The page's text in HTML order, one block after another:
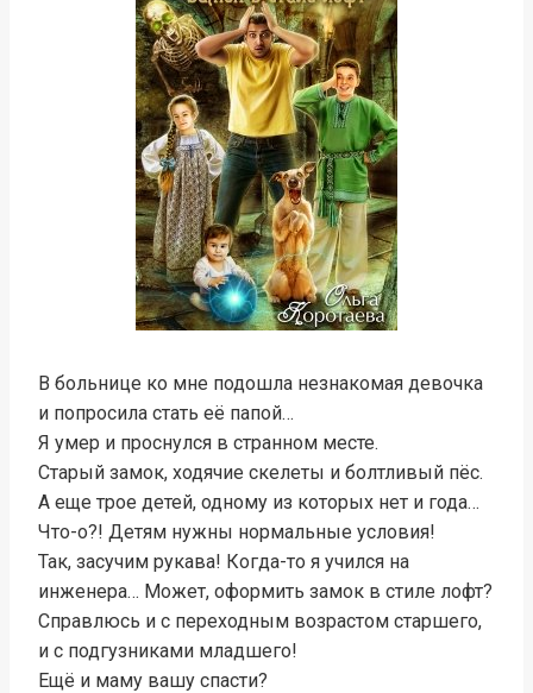
В больнице ко мне подошла незнакомая девочка
и попросила стать её папой…
Я умер и проснулся в странном месте.
Старый замок, ходячие скелеты и болтливый пёс.
А еще трое детей, одному из которых нет и года…
Что-о?! Детям нужны нормальные условия!
Так, засучим рукава! Когда-то я учился на
инженера… Может, оформить замок в стиле лофт?
Справлюсь и с переходным возрастом старшего,
и с подгузниками младшего!
Ещё и маму вашу спасти?